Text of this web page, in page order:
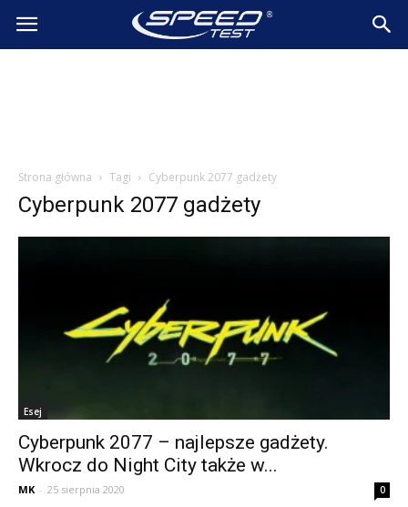
SpeedTest.pl
Strona główna Tagi Cyberpunk 2077 gadżety
Cyberpunk 2077 gadżety
Esej
Cyberpunk 2077 – najlepsze gadżety.
Wkrocz do Night City także w...
MK - 25 sierpnia 2020 0